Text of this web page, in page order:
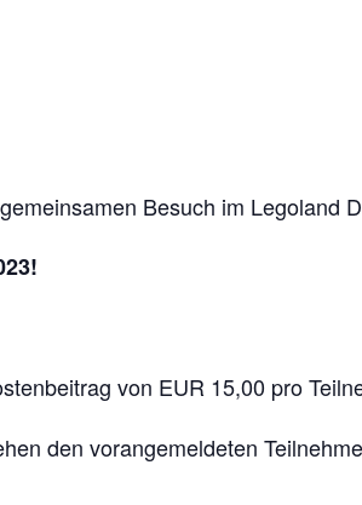
Besuch im Legoland
von EUR 15,00 pro
den vorangemeldeten